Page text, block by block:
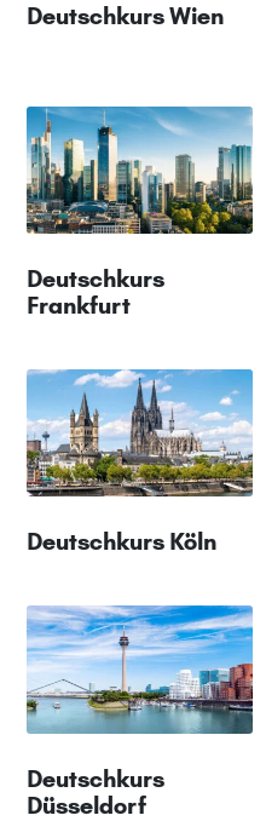
Deutschkurs Wien
Deutschkurs
Frankfurt
Deutschkurs Köln
Deutschkurs
Düsseldorf